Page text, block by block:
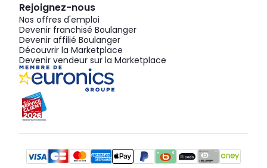
Rejoignez-nous
Nos offres d'emploi
Devenir franchisé Boulanger
Devenir affilié Boulanger
Découvrir la Marketplace
Devenir vendeur sur la Marketplace